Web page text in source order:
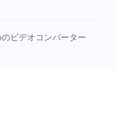
ビデオコンバーター